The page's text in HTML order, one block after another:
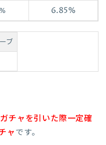
6.85%
ブ
チャを引いた際一定確
ャです。